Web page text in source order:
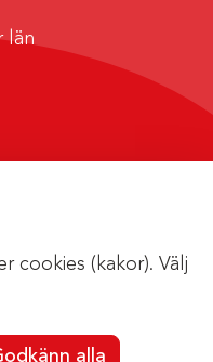
cookies (kakor). Välj
alla
län